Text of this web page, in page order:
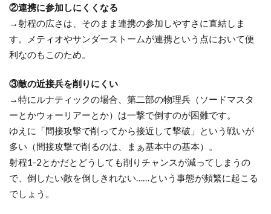
ロ
ー
ツ
伝
の
突
破
②連携に参加しにくくなる
→射程の広さは、そのまま連携の参加しやすさに直結しま
す。メティオやサンダーストームが連携という点において便
利なのもこのため。
③敵の近接兵を削りにくい
→特にルナティックの場合、第二部の物理兵（ソードマスタ
ーとかウォーリアーとか）は一撃で倒すのが困難です。
ゆえに「間接攻撃で削ってから接近して撃破」という戦いが
多い（間接攻撃で削るのは、まぁ基本中の基本）。
射程1-2とかだとどうしても削りチャンスが減ってしまうの
で、倒したい敵を倒しきれない……という事態が頻繁に起こる
でしょう。